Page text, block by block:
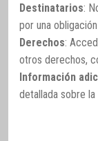
Destinatarios:
por una obligación
Derechos:
otros derechos,
Información
detallada sobre